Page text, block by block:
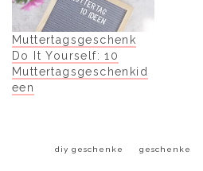
Muttertagsgeschenk
Do It Yourself: 10
Muttertagsgeschenkid
een
diy geschenke geschenke